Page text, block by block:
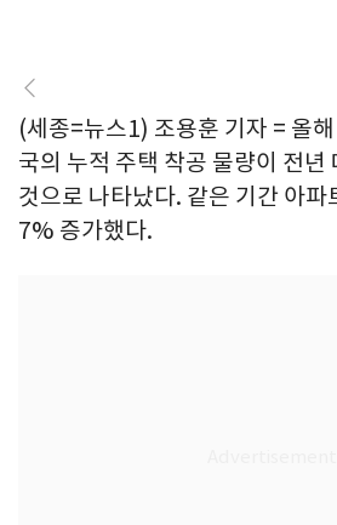
(세종=뉴스1) 조용훈 기자 = 올
국의 누적 주택 착공 물량이 전
것으로 나타났다. 같은 기간 아파
7% 증가했다.